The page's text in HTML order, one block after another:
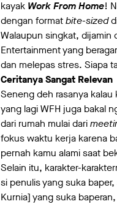
kayak Work From Home!
dengan formatbite-sized
Walaupun singkat, dijamin
Entertainment yang
dan melepas stres. Siapa
Ceritanya Sangat Relevan
Seneng deh rasanya
yang lagi WFH juga bakal
dari rumah mulai dari
fokus waktu kerja karena
pernah kamu alami saat
Selain itu, karakter-
si penulis yang suka
Kurnia] yang suka